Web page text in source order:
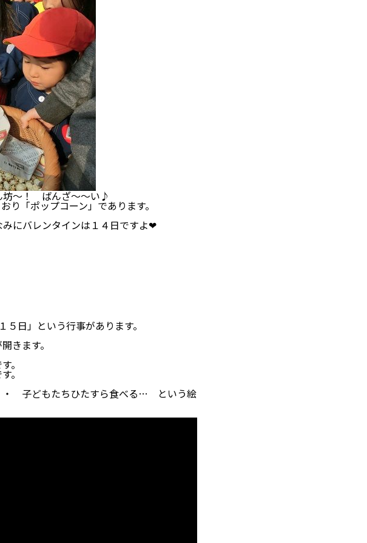
～～い♪
「ポップコーン」であります。
にバレンタインは１４日ですよ❤
日」という行事があります。
きます。
。
。
・ 子どもたちひたすら食べる… という絵